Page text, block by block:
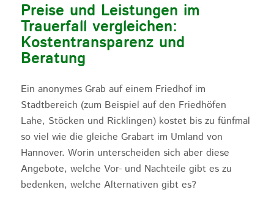
Preise und Leistungen im
Trauerfall vergleichen:
Kostentransparenz und
Beratung
Ein anonymes Grab auf einem Friedhof im
Stadtbereich (zum Beispiel auf den Friedhöfen
Lahe, Stöcken und Ricklingen) kostet bis zu fünfmal
so viel wie die gleiche Grabart im Umland von
Hannover. Worin unterscheiden sich aber diese
Angebote, welche Vor- und Nachteile gibt es zu
bedenken, welche Alternativen gibt es?